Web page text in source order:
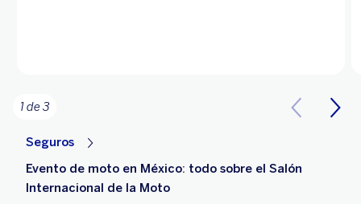
1 de 3
Seguros
Evento de moto en México: todo sobre el Salón
Internacional de la Moto